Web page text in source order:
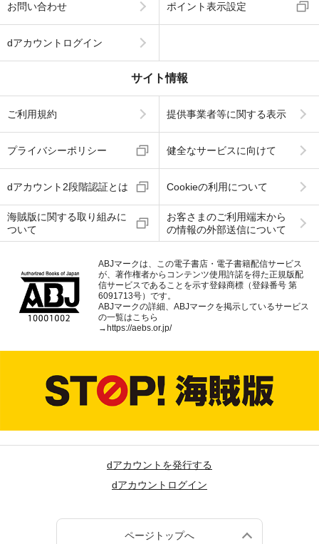
お問い合わせ ポイント表示設定
dアカウントログイン
サイト情報
ご利用規約 提供事業者等に関する表示
プライバシーポリシー 健全なサービスに向けて
dアカウント2段階認証とは Cookieの利用について
海賊版に関する取り組みに
ついて
お客さまのご利用端末から
の情報の外部送信について
ABJマークは、この電子書店・電子書籍配信サービス
が、著作権者からコンテンツ使用許諾を得た正規版配
信サービスであることを示す登録商標（登録番号 第
6091713号）です。
ABJマークの詳細、ABJマークを掲示しているサービス
の一覧はこちら
→ https://aebs.or.jp/
dアカウントを発行する
dアカウントログイン
ページトップへ